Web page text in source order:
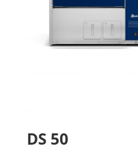
DS 50